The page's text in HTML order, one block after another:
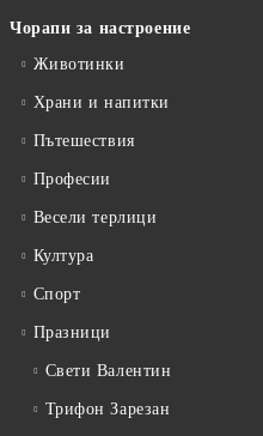
Чорапи за настроение
Животинки
Храни и напитки
Пътешествия
Професии
Весели терлици
Култура
Спорт
Празници
Свети Валентин
Трифон Зарезан